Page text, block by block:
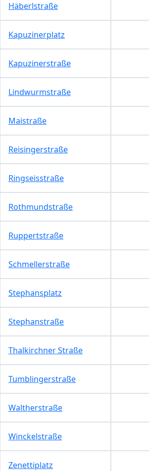
Häberlstraße
Kapuzinerplatz
Kapuzinerstraße
Lindwurmstraße
Maistraße
Reisingerstraße
Ringseisstraße
Rothmundstraße
Ruppertstraße
Schmellerstraße
Stephansplatz
Stephanstraße
Thalkirchner Straße
Tumblingerstraße
Waltherstraße
Winckelstraße
Zenettiplatz